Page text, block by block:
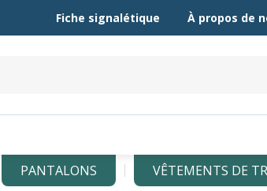
Fiche signalétique À propos de
PANTALONS VÊTEMENTS DE